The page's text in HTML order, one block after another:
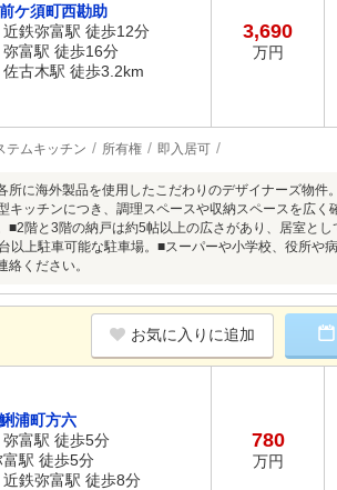
ケ須町西勘助
鉄弥富駅 徒歩12分
弥富駅 徒歩16分
古木駅 徒歩3.2km
3,690
万円
テムキッチン 所有権 即入居可
所に海外製品を使用したこだわりのデザイナーズ物
キッチンにつき、調理スペースや収納スペースを広
■2階と3階の納戸は約5帖以上の広さがあり、居室と
以上駐車可能な駐車場。■スーパーや小学校、役所や
ください。
お気に入りに追加
浦町方六
弥富駅 徒歩5分
駅 徒歩5分
鉄弥富駅 徒歩8分
780
万円